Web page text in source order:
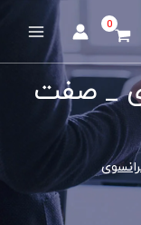
Main
Menu_ صفت